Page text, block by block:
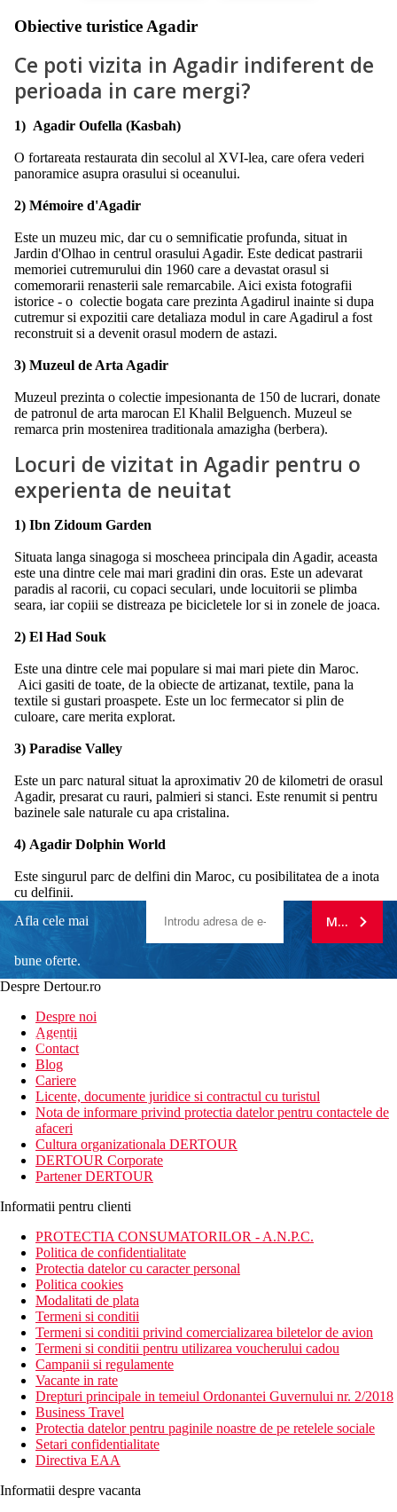
Obiective turistice Agadir
Ce poti vizita in Agadir indiferent de
perioada in care mergi?
1) Agadir Oufella (Kasbah)
O fortareata restaurata din secolul al XVI-lea, care ofera vederi
panoramice asupra orasului si oceanului.
2) Mémoire d'Agadir
Este un muzeu mic, dar cu o semnificatie profunda, situat in
Jardin d'Olhao in centrul orasului Agadir. Este dedicat pastrarii
memoriei cutremurului din 1960 care a devastat orasul si
comemorarii renasterii sale remarcabile. Aici exista fotografii
istorice - o colectie bogata care prezinta Agadirul inainte si dupa
cutremur si expozitii care detaliaza modul in care Agadirul a fost
reconstruit si a devenit orasul modern de astazi.
3) Muzeul de Arta Agadir
Muzeul prezinta o colectie impesionanta de 150 de lucrari, donate
de patronul de arta marocan El Khalil Belguench. Muzeul se
remarca prin mostenirea traditionala amazigha (berbera).
Locuri de vizitat in Agadir pentru o
experienta de neuitat
1) Ibn Zidoum Garden
Situata langa sinagoga si moscheea principala din Agadir, aceasta
este una dintre cele mai mari gradini din oras. Este un adevarat
paradis al racorii, cu copaci seculari, unde locuitorii se plimba
seara, iar copiii se distreaza pe bicicletele lor si in zonele de joaca.
2) El Had Souk
Este una dintre cele mai populare si mai mari piete din Maroc.
Aici gasiti de toate, de la obiecte de artizanat, textile, pana la
textile si gustari proaspete. Este un loc fermecator si plin de
culoare, care merita explorat.
3) Paradise Valley
Este un parc natural situat la aproximativ 20 de kilometri de orasul
Agadir, presarat cu rauri, palmieri si stanci. Este renumit si pentru
bazinele sale naturale cu apa cristalina.
4) Agadir Dolphin World
Este singurul parc de delfini din Maroc, cu posibilitatea de a inota
cu delfinii.
Afla cele mai
bune oferte.
newsletter!
MA
Despre Dertour.ro
Despre noi
Agentii
Contact
Blog
Cariere
Licente, documente juridice si contractul cu turistul
Nota de informare privind protectia datelor pentru contactele de
afaceri
Cultura organizationala DERTOUR
DERTOUR Corporate
Partener DERTOUR
Informatii pentru clienti
PROTECTIA CONSUMATORILOR - A.N.P.C.
Politica de confidentialitate
Protectia datelor cu caracter personal
Politica cookies
Modalitati de plata
Termeni si conditii
Termeni si conditii privind comercializarea biletelor de avion
Termeni si conditii pentru utilizarea voucherului cadou
Campanii si regulamente
Vacante in rate
Drepturi principale in temeiul Ordonantei Guvernului nr. 2/2018
Business Travel
Protectia datelor pentru paginile noastre de pe retelele sociale
Setari confidentialitate
Directiva EAA
Informatii despre vacanta